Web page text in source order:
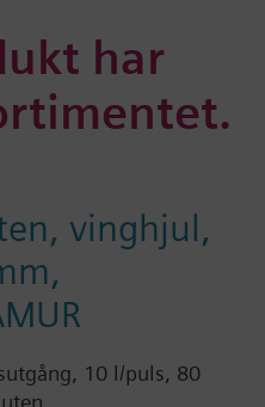
har
vinghjul,
10 l/puls, 80